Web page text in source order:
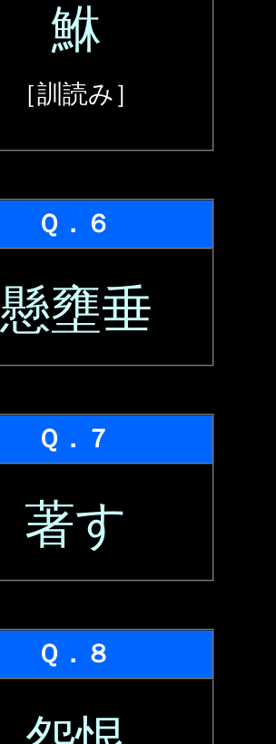
鮴
［訓読み］
Ｑ．６
懸壅垂
Ｑ．７
著す
Ｑ．８